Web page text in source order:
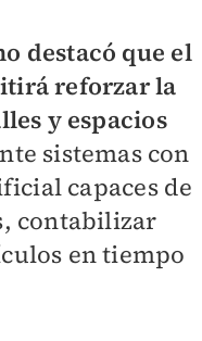
destacó que el
reforzar la
y espacios
sistemas con
capaces de
contabilizar
en tiempo